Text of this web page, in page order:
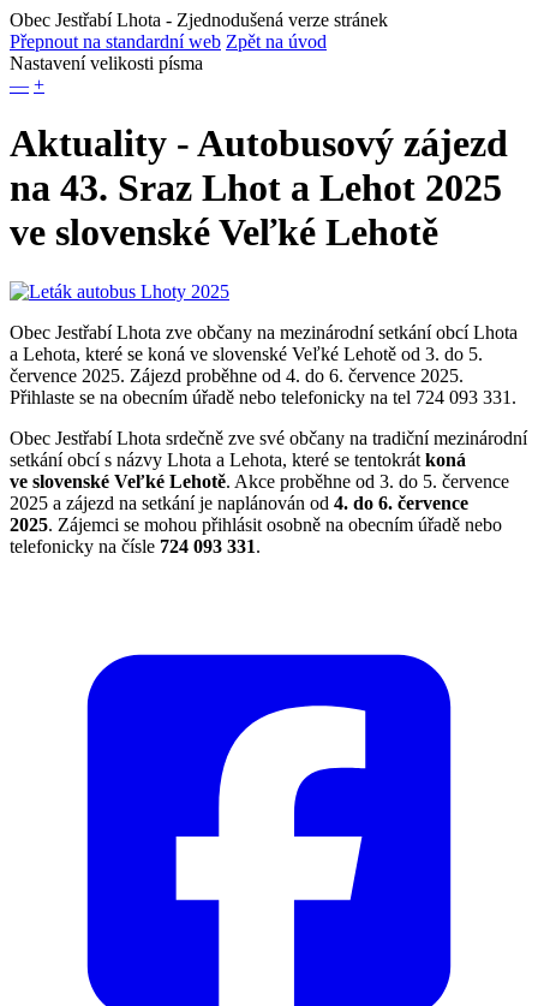
Obec Jestřabí Lhota - Zjednodušená verze stránek
Přepnout na standardní web Zpět na úvod
Nastavení velikosti písma
— +
Aktuality - Autobusový zájezd
na 43. Sraz Lhot a Lehot 2025
ve slovenské Veľké Lehotě
Obec Jestřabí Lhota zve občany na mezinárodní setkání obcí Lhota
a Lehota, které se koná ve slovenské Veľké Lehotě od 3. do 5.
července 2025. Zájezd proběhne od 4. do 6. července 2025.
Přihlaste se na obecním úřadě nebo telefonicky na tel 724 093 331.
Obec Jestřabí Lhota srdečně zve své občany na tradiční mezinárodní
setkání obcí s názvy Lhota a Lehota, které se tentokrát koná
ve slovenské Veľké Lehotě. Akce proběhne od 3. do 5. července
2025 a zájezd na setkání je naplánován od 4. do 6. července
2025. Zájemci se mohou přihlásit osobně na obecním úřadě nebo
telefonicky na čísle 724 093 331.